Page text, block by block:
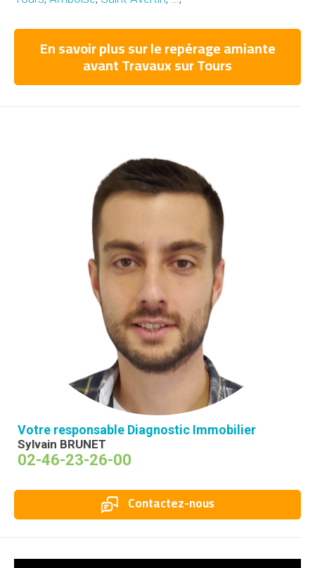
En savoir plus sur le repérage amiante
avant Travaux sur Tours
Votre responsable Diagnostic Immobilier
Sylvain BRUNET
02-46-23-26-00
Contactez-nous